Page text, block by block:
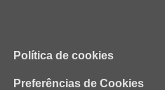
Política de cookies
Preferências de Cookies